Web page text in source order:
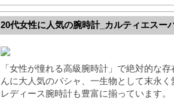
20代女性に人気の腕時計_カルティエスー
「女性が憧れる高級腕時計」で絶対的な
んに大人気のパシャ、一生物として末永
レディース腕時計も豊富に揃っています。